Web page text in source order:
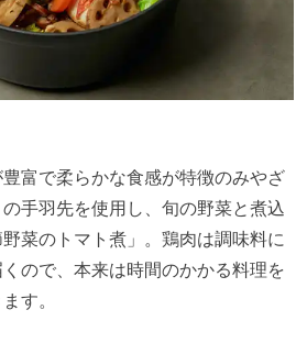
富で柔らかな食感が特徴のみやざ
手羽先を使用し、旬の野菜と煮込
菜のトマト煮」。鶏肉は調味料に
ので、本来は時間のかかる料理を
す。